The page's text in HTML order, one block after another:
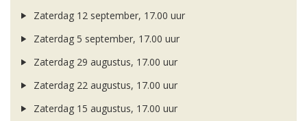
Zaterdag 12 september, 17.00 uur
Zaterdag 5 september, 17.00 uur
Zaterdag 29 augustus, 17.00 uur
Zaterdag 22 augustus, 17.00 uur
Zaterdag 15 augustus, 17.00 uur